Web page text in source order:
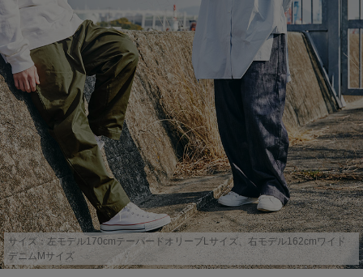
サイズ：左モデル170cmテーパードオリーブLサイズ、右モデル162cmワイド
デニムMサイズ